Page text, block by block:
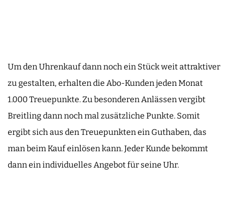
Um den Uhrenkauf dann noch ein Stück weit attraktiver
zu gestalten, erhalten die Abo-Kunden jeden Monat
1.000 Treuepunkte. Zu besonderen Anlässen vergibt
Breitling dann noch mal zusätzliche Punkte. Somit
ergibt sich aus den Treuepunkten ein Guthaben, das
man beim Kauf einlösen kann. Jeder Kunde bekommt
dann ein individuelles Angebot für seine Uhr.